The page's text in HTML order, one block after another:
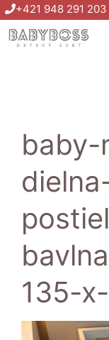
Preskočiť
na
obsah
+421 948 291 203
baby-
135-